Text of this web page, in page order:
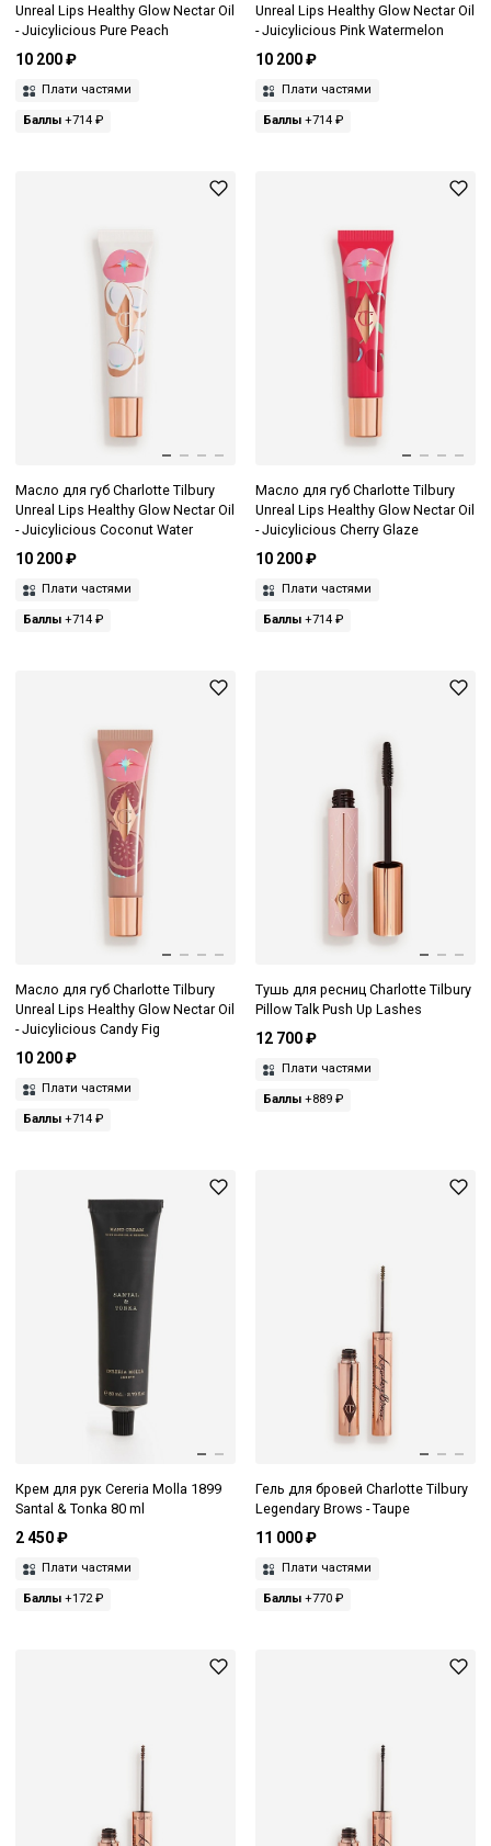
Unreal Lips Healthy Glow Nectar Oil
- Juicylicious Pure Peach
10 200 ₽
Плати частями
Баллы +714 ₽
Unreal Lips Healthy Glow Nectar Oil
- Juicylicious Pink Watermelon
10 200 ₽
Плати частями
Баллы+714 ₽
Масло для губ Charlotte Tilbury
Unreal Lips Healthy Glow Nectar Oil
- Juicylicious Coconut Water
10 200 ₽
Плати частями
Баллы +714 ₽
Масло для губ Charlotte Tilbury
Unreal Lips Healthy Glow Nectar Oil
- Juicylicious Cherry Glaze
10 200 ₽
Плати частями
Баллы+714 ₽
Масло для губ Charlotte Tilbury
Unreal Lips Healthy Glow Nectar Oil
- Juicylicious Candy Fig
10 200 ₽
Плати частями
Баллы +714 ₽
Тушь для ресниц Charlotte Tilbury
Pillow Talk Push Up Lashes
12 700 ₽
Плати частями
Баллы+889 ₽
Крем для рук Cereria Molla 1899
Santal & Tonka 80 ml
2 450 ₽
Плати частями
Баллы +172 ₽
Гель для бровей Charlotte Tilbury
Legendary Brows - Taupe
11 000 ₽
Плати частями
Баллы+770 ₽